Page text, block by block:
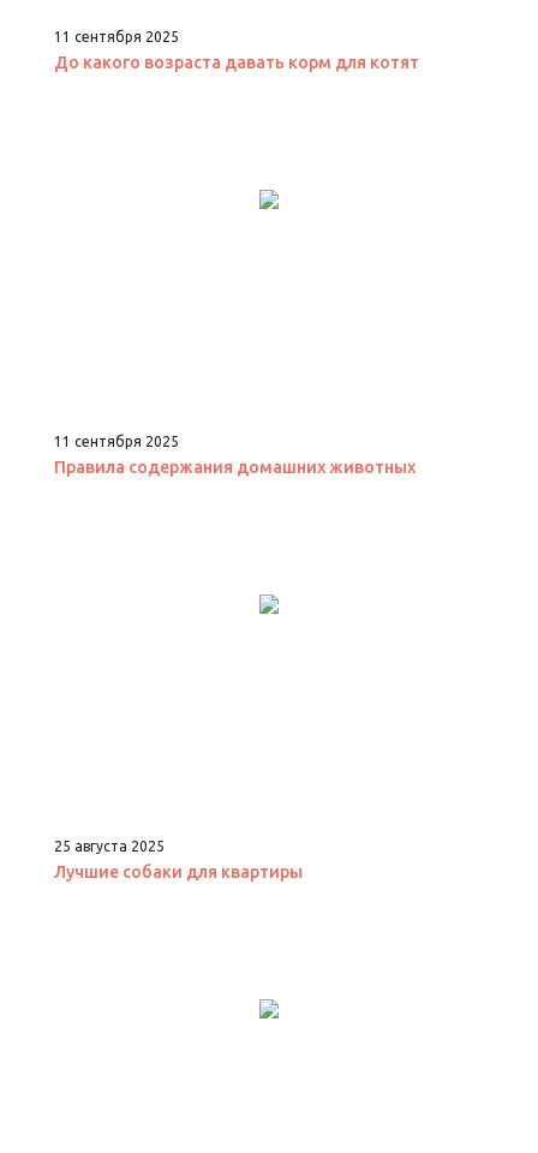
11 сентября 2025
До какого возраста давать корм для котят
11 сентября 2025
Правила содержания домашних животных
25 августа 2025
Лучшие собаки для квартиры